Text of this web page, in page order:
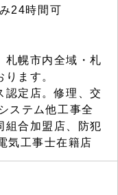
24時間可
札幌市内全域・札
ます。
認定店。修理、交
ステム他工事全
組合加盟店、防犯
気工事士在籍店